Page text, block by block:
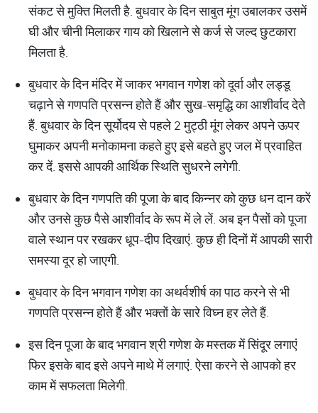
संकट से मुक्ति मिलती है. बुधवार के दिन साबुत मूंग उबालकर उसमें
घी और चीनी मिलाकर गाय को खिलाने से कर्ज से जल्द छुटकारा
मिलता है.
बुधवार के दिन मंदिर में जाकर भगवान गणेश को दूर्वा और लड्डू
चढ़ाने से गणपति प्रसन्न होते हैं और सुख-समृद्धि का आशीर्वाद देते
हैं. बुधवार के दिन सूर्योदय से पहले 2 मुट्ठी मूंग लेकर अपने ऊपर
घुमाकर अपनी मनोकामना कहते हुए इसे बहते हुए जल में प्रवाहित
कर दें. इससे आपकी आर्थिक स्थिति सुधरने लगेगी.
बुधवार के दिन गणपति की पूजा के बाद किन्नर को कुछ धन दान करें
और उनसे कुछ पैसे आशीर्वाद के रूप में ले लें. अब इन पैसों को पूजा
वाले स्थान पर रखकर धूप-दीप दिखाएं. कुछ ही दिनों में आपकी सारी
समस्या दूर हो जाएगी.
बुधवार के दिन भगवान गणेश का अथर्वशीर्ष का पाठ करने से भी
गणपति प्रसन्न होते हैं और भक्तों के सारे विघ्न हर लेते हैं.
इस दिन पूजा के बाद भगवान श्री गणेश के मस्तक में सिंदूर लगाएं
फिर इसके बाद इसे अपने माथे में लगाएं. ऐसा करने से आपको हर
काम में सफलता मिलेगी.